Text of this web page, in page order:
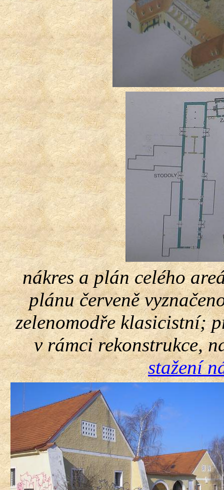
nákres a plán celého
plánu červeně
zelenomodře klasicistní;
v rámci rekonstrukce,
stažení